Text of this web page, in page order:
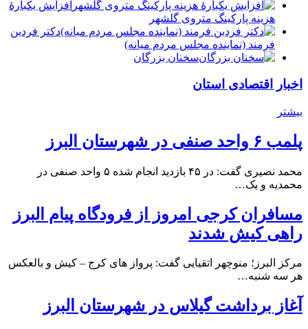
افزایش یکبارۀ
هزینه پارکینگ متروی گلشهر
دكتر فردين
فرمند (نماينده مجلس مردم میانه)
سخنان بزرگان
اخبار اقتصادی استان
بیشتر
پلمب ۶ واحد صنفی در شهرستان البرز
محمد نصیری گفت: در ۴۵ بازدید انجام شده ۵ واحد صنفی در
محمدیه و یک…
مسافران کرجی امروز از فرودگاه پیام البرز
راهی کیش شدند
مرکز البرز؛ منوچهر اتقیایی گفت: پرواز های کرج – کیش و بالعکس
هر سه شنبه…
آغاز برداشت گیلاس در شهرستان البرز